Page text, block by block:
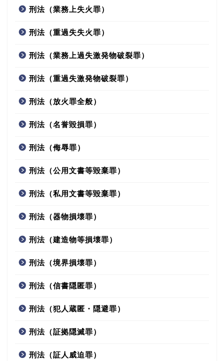
刑法（業務上失火罪）
刑法（重過失失火罪）
刑法（業務上過失激発物破裂罪）
刑法（重過失激発物破裂罪）
刑法（放火罪全般）
刑法（名誉毀損罪）
刑法（侮辱罪）
刑法（公用文書等毀棄罪）
刑法（私用文書等毀棄罪）
刑法（器物損壊罪）
刑法（建造物等損壊罪）
刑法（境界損壊罪）
刑法（信書隠匿罪）
刑法（犯人蔵匿・隠避罪）
刑法（証拠隠滅罪）
刑法（証人威迫罪）